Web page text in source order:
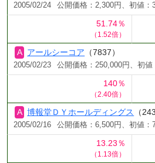
2005/02/24 公開価格：2,300円、初値：
51.74％
（1.52倍）
アールシーコア （7837）
2005/02/23 公開価格：250,000円、初値
140％
（2.40倍）
博報堂ＤＹホールディングス （
2005/02/16 公開価格：6,500円、初値：
13.23％
（1.13倍）